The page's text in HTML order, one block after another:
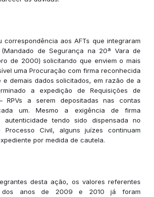
correspondência aos AFTs que integraram
de Segurança na 20ª Vara de
de 2000) solicitando que enviem o mais
uma Procuração com firma reconhecida
e demais dados solicitados, em razão de a
a expedição de Requisições de
RPVs a serem depositadas nas contas
um. Mesmo a exigência de firma
autenticidade tendo sido dispensada no
Processo Civil, alguns juízes continuam
por medida de cautela.
desta ação, os valores referentes
dos anos de 2009 e 2010 já foram